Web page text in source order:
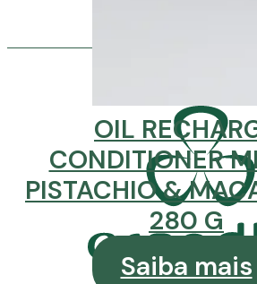
OIL
CONDITIONER
PISTACHIO &
280 G
Saiba mais